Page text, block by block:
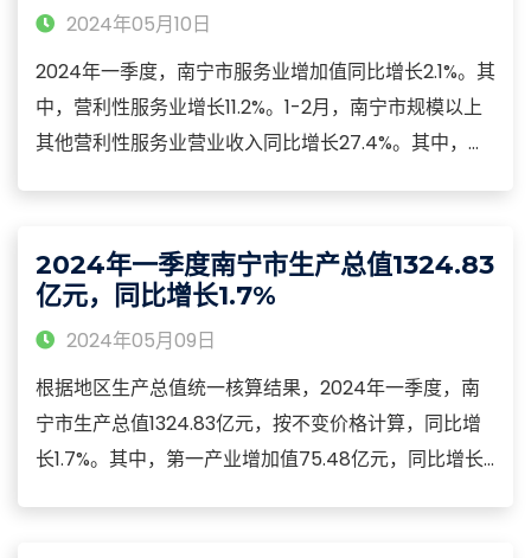
2024年05月10日
2024年一季度，南宁市服务业增加值同比增长2.1%。其
中，营利性服务业增长11.2%。1-2月，南宁市规模以上
其他营利性服务业营业收入同比增长27.4%。其中，商
29.6%、25.7%、22.8%。
2024年一季度南宁市生产总值1324.83
亿元，同比增长1.7%
2024年05月09日
根据地区生产总值统一核算结果，2024年一季度，南
宁市生产总值1324.83亿元，按不变价格计算，同比增
长1.7%。其中，第一产业增加值75.48亿元，同比增长